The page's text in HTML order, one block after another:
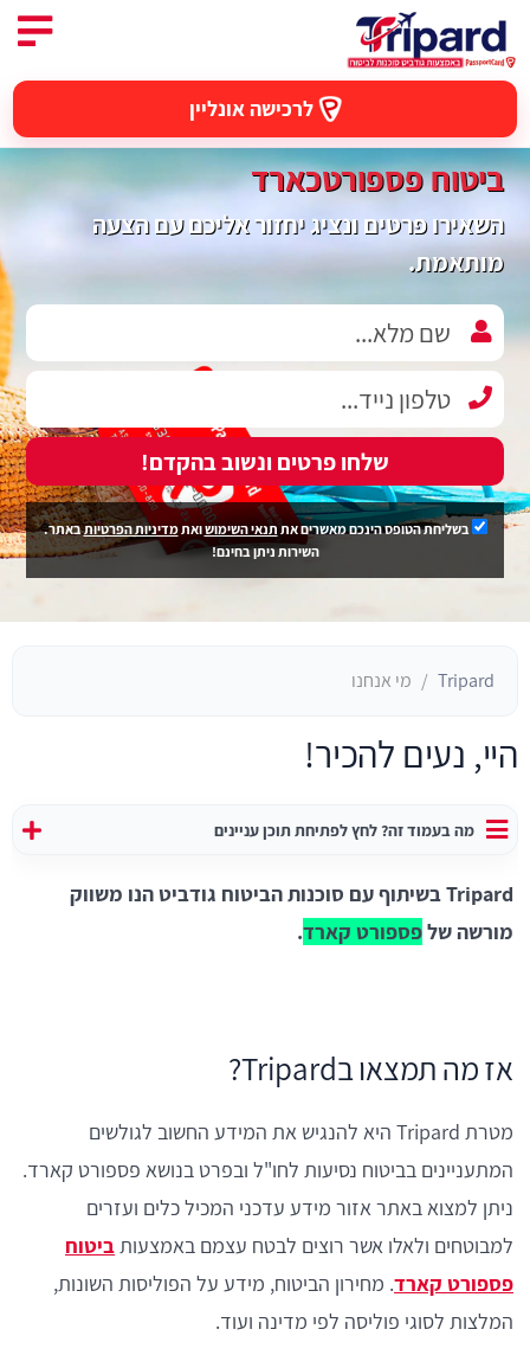
לרכישה אונליין
ביטוח פספורטכארד
השאירו פרטים ונציג יחזור אליכם עם הצעה
מותאמת.
שלחו פרטים ונשוב בהקדם!
בשליחת הטופס הינכם מאשרים אתתנאי השימושואתמדיניות הפרטיותבאתר.
השירות ניתן בחינם!
Tripard מי אנחנו
היי, נעים להכיר!
מה בעמוד זה? לחץ לפתיחת תוכן עניינים
Tripard בשיתוף עם סוכנות הביטוח גודביט הנו משווק
מורשה שלפספורט קארד.
אז מה תמצאו בTripard?
מטרת Tripard היא להנגיש את המידע החשוב לגולשים
המתעניינים בביטוח נסיעות לחו"ל ובפרט בנושא פספורט קארד.
ניתן למצוא באתר אזור מידע עדכני המכיל כלים ועזרים
למבוטחים ולאלו אשר רוצים לבטח עצמם באמצעותביטוח
פספורט קארד. מחירון הביטוח, מידע על הפוליסות השונות,
המלצות לסוגי פוליסה לפי מדינה ועוד.